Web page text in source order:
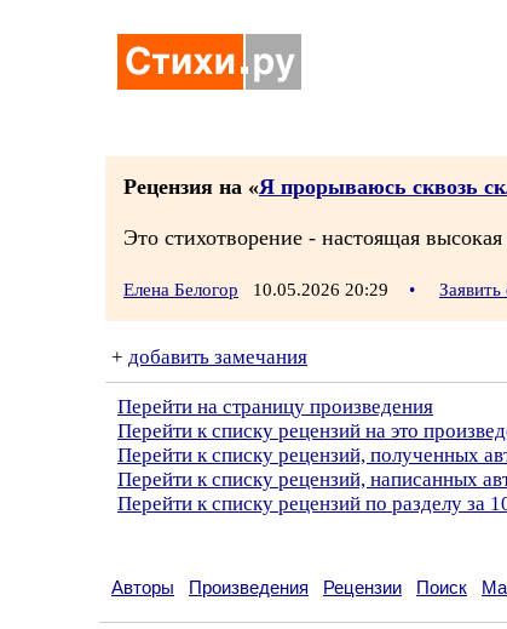
Рецензия на «Я прорываюсь сквозь
Это стихотворение - настоящая
Елена Белогор 10.05.2026 20:29 •
+ добавить замечания
Перейти на страницу произведения
Перейти к списку рецензий на это
Перейти к списку рецензий, полученных
Перейти к списку рецензий, написанных
Перейти к списку рецензий по разделу за
Авторы Произведения Рецензии Поиск